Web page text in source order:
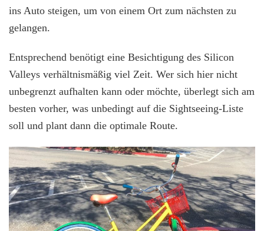
ins Auto steigen, um von einem Ort zum nächsten zu
gelangen.
Entsprechend benötigt eine Besichtigung des Silicon
Valleys verhältnismäßig viel Zeit. Wer sich hier nicht
unbegrenzt aufhalten kann oder möchte, überlegt sich am
besten vorher, was unbedingt auf die Sightseeing-Liste
soll und plant dann die optimale Route.